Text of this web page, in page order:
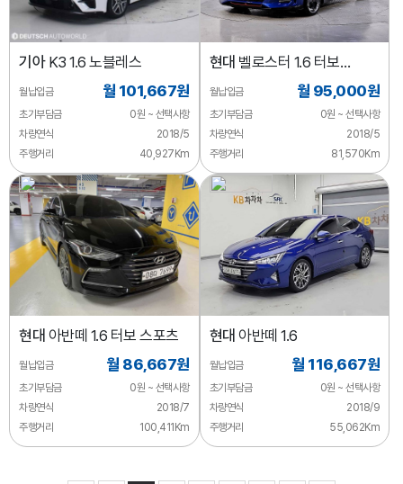
기아K3 1.6 노블레스
월납입금 월 101,667원
초기부담금
0원 ~ 선택사항
차량연식
2018/5
주행거리
40,927Km
현대 벨로스터 1.6 터보
스포츠 코어
월납입금 월 95,000원
초기부담금
0원 ~ 선택사항
차량연식
2018/5
주행거리
81,570Km
현대 아반떼 1.6 터보 스포츠
월납입금 월 86,667원
초기부담금
0원 ~ 선택사항
차량연식
2018/7
주행거리
100,411Km
현대 아반떼 1.6
월납입금 월 116,667원
초기부담금
0원 ~ 선택사항
차량연식
2018/9
주행거리
55,062Km